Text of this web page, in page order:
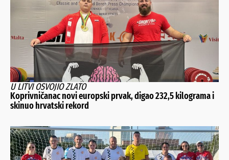
U LITVI OSVOJIO ZLATO
Koprivničanac novi europski prvak, digao 232,5 kilograma i
skinuo hrvatski rekord